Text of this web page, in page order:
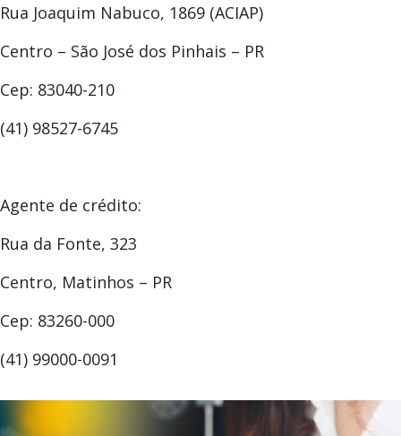
Rua Joaquim Nabuco, 1869 (ACIAP)
Centro – São José dos Pinhais – PR
Cep: 83040-210
(41) 98527-6745
Agente de crédito:
Rua da Fonte, 323
Centro, Matinhos – PR
Cep: 83260-000
(41) 99000-0091